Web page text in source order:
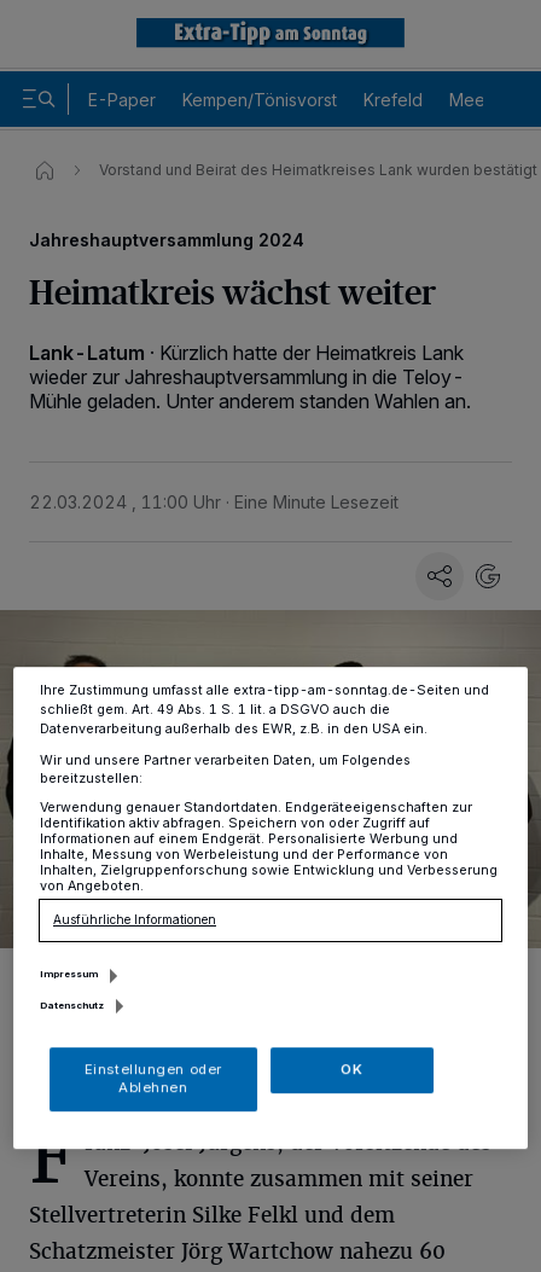
E-Paper Kempen/Tönisvorst Krefeld Meerbusch
Vorstand und Beirat des Heimatkreises Lank wurden bestätigt
Jahreshauptversammlung 2024
Heimatkreis wächst weiter
Lank-Latum · Kürzlich hatte der Heimatkreis Lank
wieder zur Jahreshauptversammlung in die Teloy-
Mühle geladen. Unter anderem standen Wahlen an.
22.03.2024 , 11:00 Uhr Eine Minute Lesezeit
Neu dabei oder in ihren Ämtern bestätigt (v.l.). Jörg Wartchow, Silke
Peters und Felix Drewes wurden neu in den Beirat gewählt.
F ranz-Josef Jürgens, der Vorsitzende des
Vereins, konnte zusammen mit seiner
Stellvertreterin Silke Felkl und dem
Schatzmeister Jörg Wartchow nahezu 60
Tracking-Technologien für die unter „Wir und unsere Partner
Anzeigen möglicherweise nicht mehr so relevant für Sie. Sie können
dieses Menü jederzeit wieder aufrufen, um Ihre Einstellungen zu
Informationen finden Sie in unserer Datenschutzerklärung.
Ihre Zustimmung umfasst alle extra-tipp-am-sonntag.de-Seiten und
schließt gem. Art. 49 Abs. 1 S. 1 lit. a DSGVO auch die
Datenverarbeitung außerhalb des EWR, z.B. in den USA ein.
Wir und unsere Partner verarbeiten Daten, um Folgendes
bereitzustellen:
Verwendung genauer Standortdaten. Endgeräteeigenschaften zur
Identifikation aktiv abfragen. Speichern von oder Zugriff auf
Informationen auf einem Endgerät. Personalisierte Werbung und
Inhalte, Messung von Werbeleistung und der Performance von
Inhalten, Zielgruppenforschung sowie Entwicklung und Verbesserung
von Angeboten.
Ausführliche Informationen
Impressum
Datenschutz
Einstellungen oder
Ablehnen
OK